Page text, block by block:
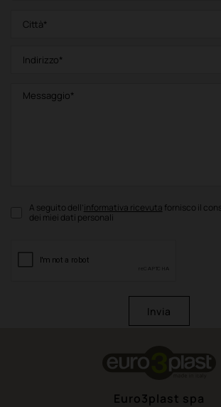
A seguito dell’informativa ricevuta fornisco il
dei miei dati personali
Invia
Euro3plast spa